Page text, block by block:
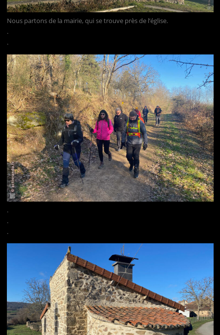
Nous partons de la mairie, qui se trouve près de l’église.
.
.
.
.
.